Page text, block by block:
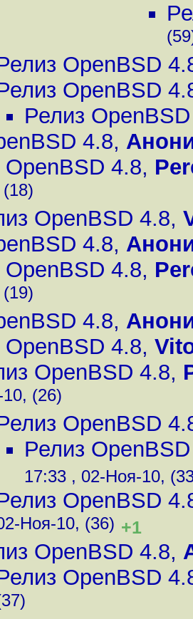
OpenBSD
OpenBSD
Релиз
4.8,
OpenBSD 4.8,
OpenBSD 4.8,
4.8,
OpenBSD 4.8,
4.8,
OpenBSD 4.8,
OpenBSD 4.8,
(26)
OpenBSD
Релиз
17:33 , 02-Ноя-10,
OpenBSD
Ноя-10, (36) +1
OpenBSD 4.8,
OpenBSD